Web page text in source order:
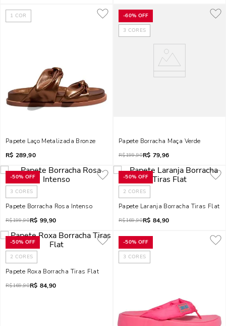
1 COR
Papete Laço Metalizada Bronze
R$ 289,90
-60% OFF
3 CORES
Papete Borracha Maça Verde
R$199,90R$ 79,96
-50% OFF
3 CORES
Papete Borracha Rosa Intenso
R$199,90R$ 99,90
-50% OFF
2 CORES
Papete Laranja Borracha Tiras Flat
R$169,90R$ 84,90
-50% OFF
2 CORES
Papete Roxa Borracha Tiras Flat
R$169,90R$ 84,90
-50% OFF
3 CORES